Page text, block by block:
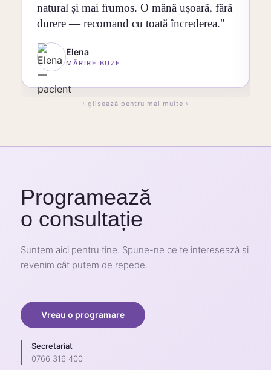
natural și mai frumos. O mână ușoară, fără
durere — recomand cu toată încrederea."
Elena
MĂRIRE BUZE
‹ glisează pentru mai multe ›
Programează
o consultație
Suntem aici pentru tine. Spune-ne ce te interesează și
revenim cât putem de repede.
Vreau o programare
Secretariat
0766 316 400